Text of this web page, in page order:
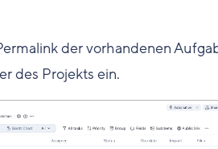
der vorhandenen
des Projekts ein.